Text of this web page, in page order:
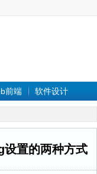
前端 软件设计
置的两种方式